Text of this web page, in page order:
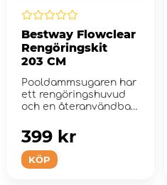
Bestway Flowclear
Rengöringskit
203 CM
Pooldammsugaren har
ett rengöringshuvud
och en återanvändbar
KÖP
399 kr